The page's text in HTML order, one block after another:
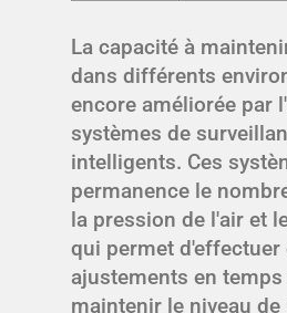
La capacité à
dans différents
encore améliorée par
systèmes de
intelligents. Ces
permanence le
la pression de l'air et
qui permet d'effectuer
ajustements en
maintenir le niveau